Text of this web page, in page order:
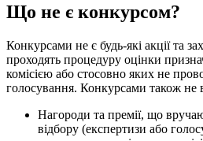
Що не є конкурсом?
Конкурсами не є будь-які акції та
проходять процедуру оцінки
комісією або стосовно яких не
голосування. Конкурсами також не
Нагороди та премії, що
відбору (експертизи або